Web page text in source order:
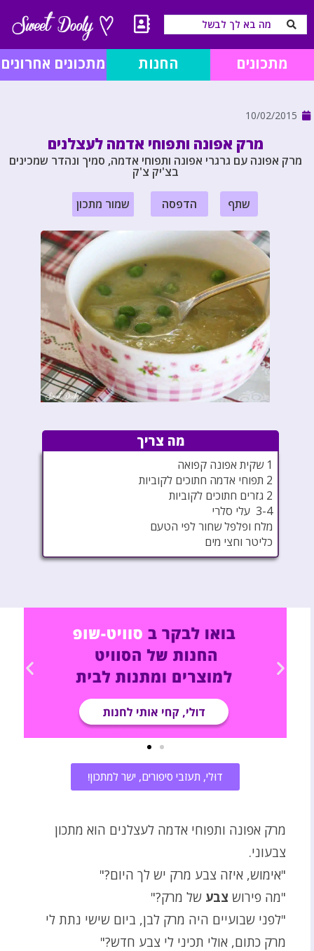
מתכונים החנות מתכונים אחרונים
10/02/2015
מרק אפונה ותפוחי אדמה לעצלנים
מרק אפונה עם גרגרי אפונה ותפוחי אדמה, סמיך ונהדר שמכינים
בצ'יק צ'ק
שתף הדפסה שמור מתכון
מה צריך
1 שקית אפונה קפואה
2 תפוחי אדמה חתוכים לקוביות
2 גזרים חתוכים לקוביות
3-4 עלי סלרי
מלח ופלפל שחור לפי הטעם
כליטר וחצי מים
דוּלי, תעזבי סיפורים, ישר למתכון!
מרק אפונה ותפוחי אדמה לעצלנים הוא מתכון
צבעוני.
"אימוש, איזה צבע מרק יש לך היום?"
"מה פירוש צבע של מרק?"
"לפני שבועיים היה מרק לבן, ביום שישי נתת לי
מרק כתום, אולי תכיני לי צבע חדש?"